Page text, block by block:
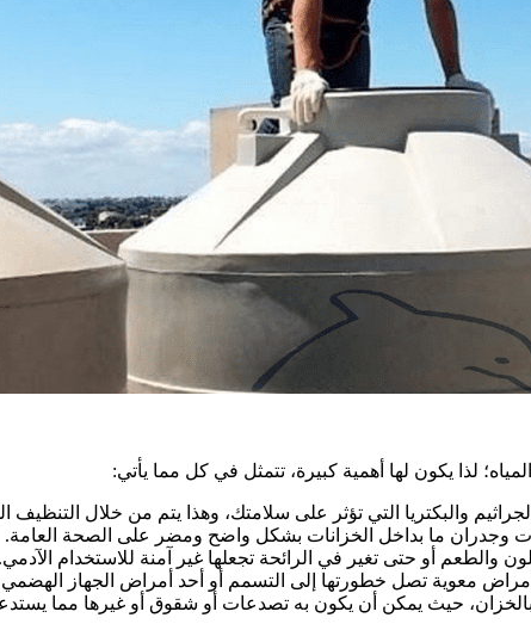
لذا يكون لها أهمية كبيرة، تتمثل في كل مما يأتي:
والبكتريا التي تؤثر على سلامتك، وهذا يتم من خلال التنظيف
وجدران ما بداخل الخزانات بشكل واضح ومضر على الصحة العامة.
والطعم أو حتى تغير في الرائحة تجعلها غير آمنة للاستخدام الآدمي.
بأمراض معوية تصل خطورتها إلى التسمم أو أحد أمراض الجهاز
حيث يمكن أن يكون به تصدعات أو شقوق أو غيرها مما